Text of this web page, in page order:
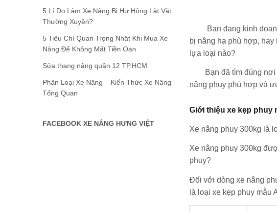
5 Lí Do Làm Xe Nâng Bị Hư Hỏng Lặt Vặt
Thường Xuyên?
5 Tiêu Chí Quan Trọng Nhât Khi Mua Xe
Nâng Để Không Mất Tiền Oan
Sửa thang nâng quận 12 TP.HCM
Phân Loại Xe Nâng – Kiến Thức Xe Nâng
Tổng Quan
FACEBOOK XE NÂNG HƯNG VIỆT
Bạn đang kinh doanh,
bị nâng hạ phù hợp,
lựa loại nào?
Bạn đã tìm đúng nơi
nâng phuy phù hợp và
Giới thiệu xe kẹp phuy
Xe nâng phuy 300kg là
Xe nâng phuy 300kg
phuy?
Đối với dòng xe nâng
là loại xe kẹp phuy mẫu